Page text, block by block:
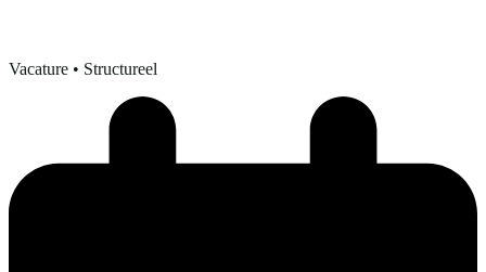
Vacature • Structureel